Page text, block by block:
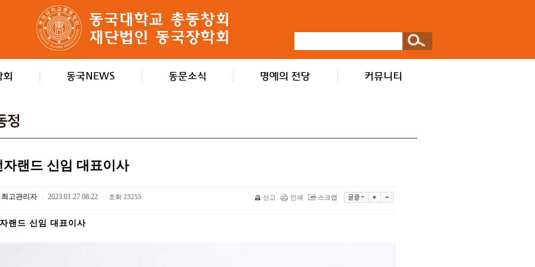
자랜드 신임 대표이사
최고관리자 2023.01.27 08:22 조회 23255 신고 인쇄 스크랩
랜드 신임 대표이사